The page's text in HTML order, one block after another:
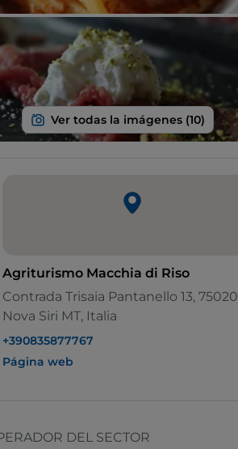
Agriturismo Macchia di Riso
Contrada Trisaia Pantanello 13, 75020
Nova Siri MT, Italia
+390835877767
Página web
DEL SECTOR